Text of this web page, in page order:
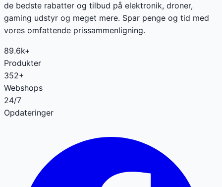
de bedste rabatter og tilbud på elektronik, droner,
gaming udstyr og meget mere. Spar penge og tid med
vores omfattende prissammenligning.
89.6k+
Produkter
352+
Webshops
24/7
Opdateringer